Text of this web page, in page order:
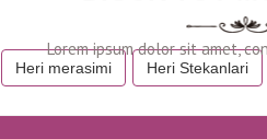
Heri merasimi Heri Stekanlari